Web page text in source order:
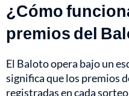
¿Cómo
premios del
El Baloto opera bajo un
significa que los premios
registradas en cada